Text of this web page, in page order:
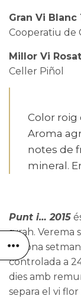
Gran Vi Blanc
Cooperatiu de
Millor Vi
Celler Piñol
Color roig
Aroma
notes de
mineral.
Punt i… 2015
syrah. Verema
segona
controlada a
dies amb
separa el vi